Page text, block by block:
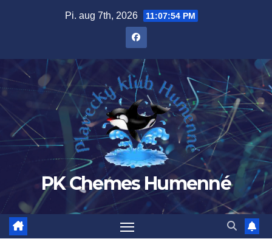
Pi. aug 7th, 2026 11:07:54 PM
PK Chemes Humenné